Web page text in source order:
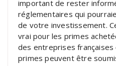
important de rester
réglementaires qui
de votre investissement.
vrai pour les primes
des entreprises
primes peuvent être